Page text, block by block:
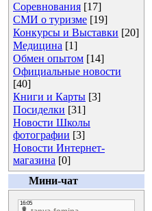
Соревнования [17]
СМИ о туризме [19]
Конкурсы и Выставки [20]
Медицина [1]
Обмен опытом [14]
Официальные новости
[40]
Книги и Карты [3]
Посиделки [31]
Новости Школы
фотографии [3]
Новости Интернет-
магазина [0]
Мини-чат